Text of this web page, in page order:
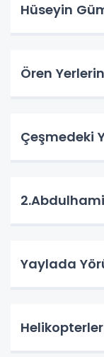
Hüseyin
Ören
Çeşmedeki
Yaylada